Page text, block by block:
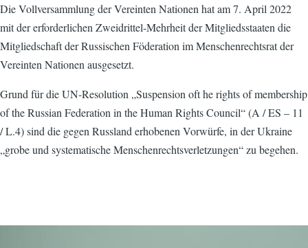
Die Vollversammlung der Vereinten Nationen hat am 7. April 2022
mit der erforderlichen Zweidrittel-Mehrheit der Mitgliedsstaaten die
Mitgliedschaft der Russischen Föderation im Menschenrechtsrat der
Vereinten Nationen ausgesetzt.
Grund für die UN-Resolution „Suspension oft he rights of membership
of the Russian Federation in the Human Rights Council“ (A / ES – 11
/ L.4) sind die gegen Russland erhobenen Vorwürfe, in der Ukraine
„grobe und systematische Menschenrechtsverletzungen“ zu begehen.